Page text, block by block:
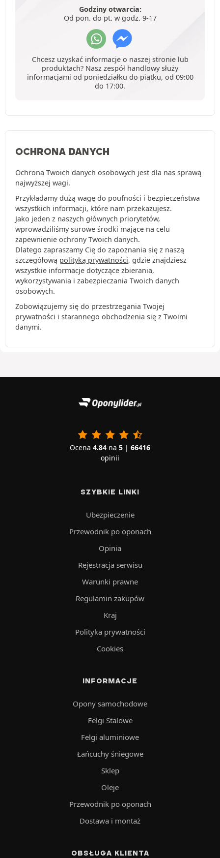
Godziny otwarcia:
Od pon. do pt. w godz. 9-17
Chcesz uzyskać informacje o naszej stronie lub
produktach? Nasz zespół handlowy służy
informacjami od poniedziałku do piątku, od 09:00
do 17:00.
OCHRONA DANYCH
Ochrona Twoich danych osobowych jest dla nas sprawą
najwyższej wagi.
Przykładamy dużą wagę do poufności i bezpieczeństwa
wszystkich informacji, które nam przekazujesz.
Jako jeden z naszych głównych priorytetów,
wprowadziliśmy surowe środki mające na celu
zapewnienie ochrony Twoich danych.
Dlatego zapraszamy Cię do zapoznania się z naszą
szczegółową polityką prywatności, gdzie znajdziesz
wszystkie informacje dotyczące zbierania,
wykorzystywania i zabezpieczania Twoich danych
osobowych.
Zobowiązujemy się do przestrzegania Twojej
prywatności i starannego obchodzenia się z Twoimi
danymi.
Ocena 4.84 na 5 | 66416
opinii
SZYBKIE LINKI
Ubezpieczenie
Przewodnik po oponach
Opinia
Rejestracja serwisu
Warunki prawne
Regulamin zakupów
Kraj
Polityka prywatności
Cookies
INFORMACJE
Opony samochodowe
Felgi Stalowe
Felgi aluminiowe
Łańcuchy śniegowe
Sklep
Oleje
Przewodnik po oponach
Dostawa i montaż
OBSŁUGA KLIENTA